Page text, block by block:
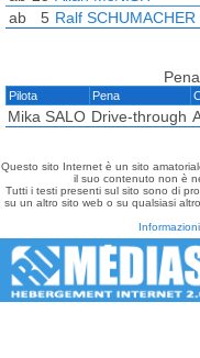
ab
5 Ralf SCHUMACHER
Pilota Pena
Mika SALO Drive-through
Questo sito Internet è un sito
il suo contenuto non è
Tutti i testi presenti sul sito sono di
su un altro sito web o su qualsiasi